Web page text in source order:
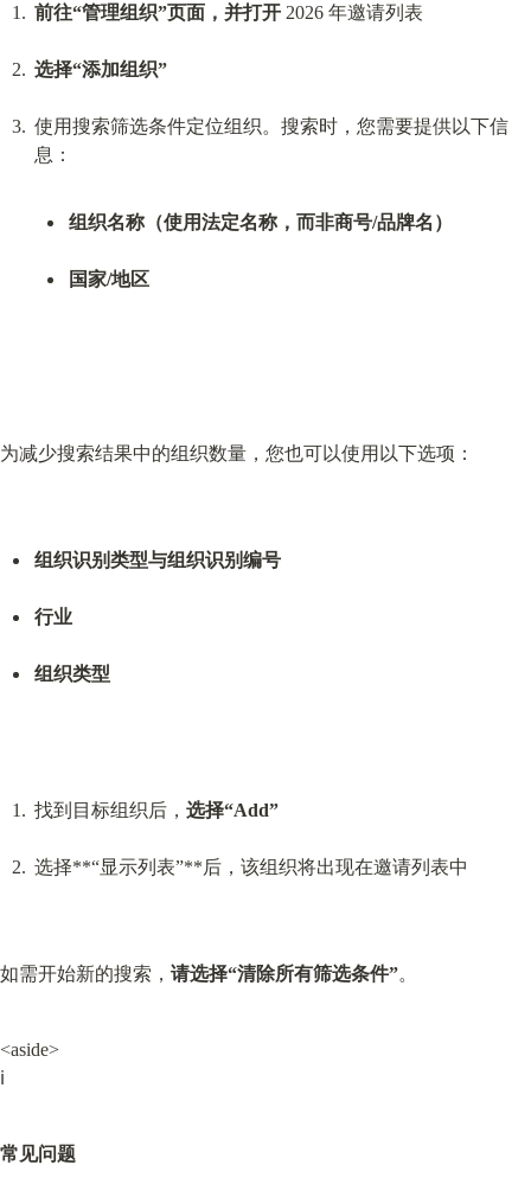
前往“管理组织”页面，并打开 2026 年邀请列表
选择“添加组织”
使用搜索筛选条件定位组织。搜索时，您需要提供以下信
组织名称（使用法定名称，而非商号/品牌名）
国家/地区
为减少搜索结果中的组织数量，您也可以使用以下选项：
组织识别类型与组织识别编号
行业
组织类型
找到目标组织后， 选择“Add”
选择**“显示列表”**后，该组织将出现在邀请列表中
如需开始新的搜索， 请选择“清除所有筛选条件”。
<aside>
ℹ️
常见问题